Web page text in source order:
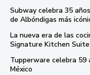
Subway celebra 35
de Albóndigas más
La nueva era de las
Signature Kitchen Suite
Tupperware celebra 59
México